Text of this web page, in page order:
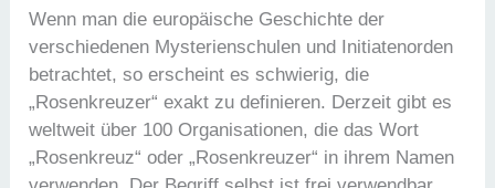
Lebens
Wenn man die europäische Geschichte der
verschiedenen Mysterienschulen und Initiatenorden
betrachtet, so erscheint es schwierig, die
„Rosenkreuzer“ exakt zu definieren. Derzeit gibt es
weltweit über 100 Organisationen, die das Wort
„Rosenkreuz“ oder „Rosenkreuzer“ in ihrem Namen